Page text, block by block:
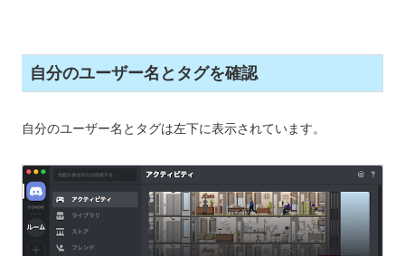
自分のユーザー名とタグを確認
自分のユーザー名とタグは左下に表示されています。